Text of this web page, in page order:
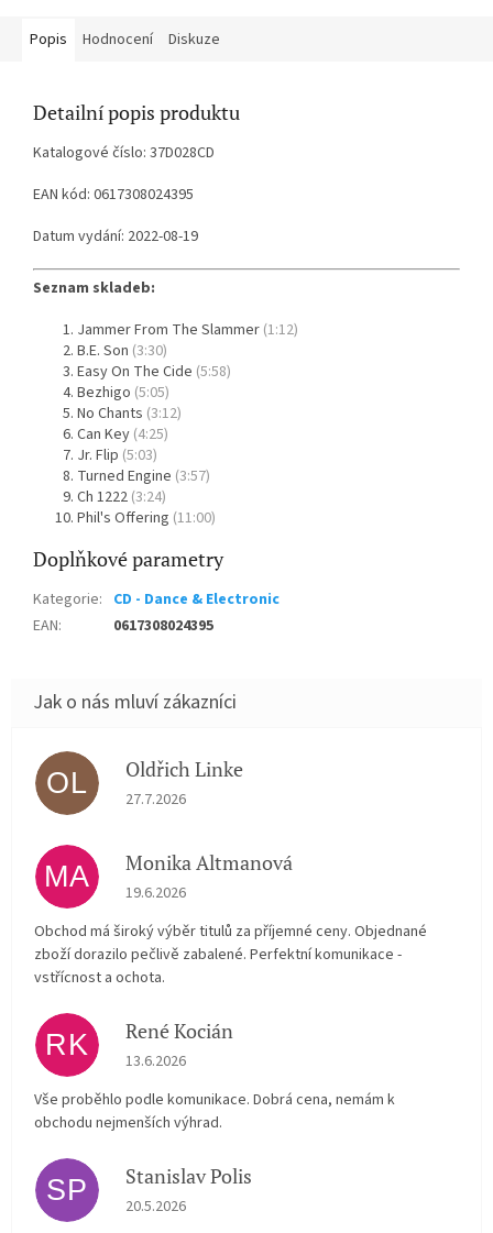
Popis Hodnocení Diskuze
Detailní popis produktu
Katalogové číslo: 37D028CD
EAN kód: 0617308024395
Datum vydání: 2022-08-19
Seznam skladeb:
Jammer From The Slammer (1:12)
B.E. Son (3:30)
Easy On The Cide (5:58)
Bezhigo (5:05)
No Chants (3:12)
Can Key (4:25)
Jr. Flip (5:03)
Turned Engine (3:57)
Ch 1222 (3:24)
Phil's Offering (11:00)
Doplňkové parametry
Kategorie: CD - Dance & Electronic
EAN: 0617308024395
OL Oldřich Linke
Hodnocení obchodu je 5 z 5 hvězdiček.
27.7.2026
MA Monika Altmanová
Hodnocení obchodu je 5 z 5 hvězdiček.
19.6.2026
Obchod má široký výběr titulů za příjemné ceny. Objednané
zboží dorazilo pečlivě zabalené. Perfektní komunikace -
vstřícnost a ochota.
RK René Kocián
Hodnocení obchodu je 5 z 5 hvězdiček.
13.6.2026
Vše proběhlo podle komunikace. Dobrá cena, nemám k
obchodu nejmenších výhrad.
SP Stanislav Polis
Hodnocení obchodu je 2 z 5 hvězdiček.
20.5.2026